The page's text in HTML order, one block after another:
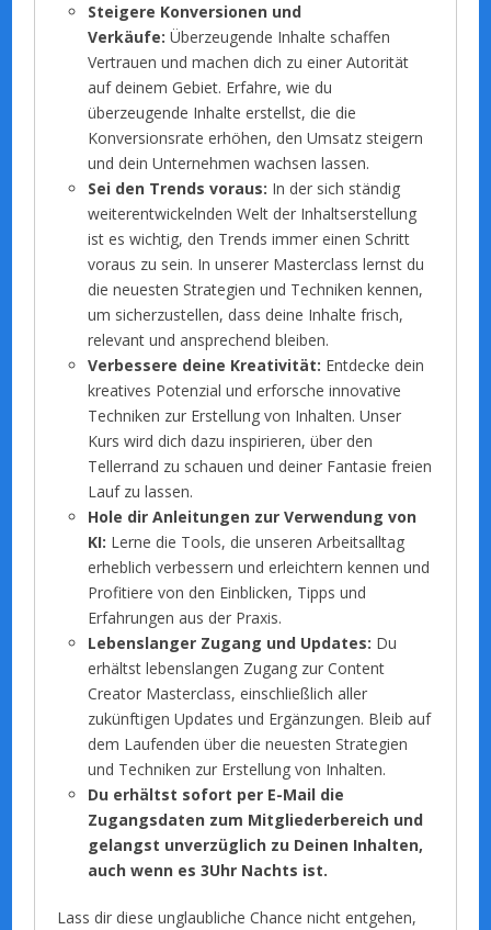
Steigere Konversionen und
Verkäufe: Überzeugende Inhalte schaffen
Vertrauen und machen dich zu einer Autorität
auf deinem Gebiet. Erfahre, wie du
überzeugende Inhalte erstellst, die die
Konversionsrate erhöhen, den Umsatz steigern
und dein Unternehmen wachsen lassen.
Sei den Trends voraus: In der sich ständig
weiterentwickelnden Welt der Inhaltserstellung
ist es wichtig, den Trends immer einen Schritt
voraus zu sein. In unserer Masterclass lernst du
die neuesten Strategien und Techniken kennen,
um sicherzustellen, dass deine Inhalte frisch,
relevant und ansprechend bleiben.
Verbessere deine Kreativität: Entdecke dein
kreatives Potenzial und erforsche innovative
Techniken zur Erstellung von Inhalten. Unser
Kurs wird dich dazu inspirieren, über den
Tellerrand zu schauen und deiner Fantasie freien
Lauf zu lassen.
Hole dir Anleitungen zur Verwendung von
KI: Lerne die Tools, die unseren Arbeitsalltag
erheblich verbessern und erleichtern kennen und
Profitiere von den Einblicken, Tipps und
Erfahrungen aus der Praxis.
Lebenslanger Zugang und Updates: Du
erhältst lebenslangen Zugang zur Content
Creator Masterclass, einschließlich aller
zukünftigen Updates und Ergänzungen. Bleib auf
dem Laufenden über die neuesten Strategien
und Techniken zur Erstellung von Inhalten.
Du erhältst sofort per E-Mail die
Zugangsdaten zum Mitgliederbereich und
gelangst unverzüglich zu Deinen Inhalten,
auch wenn es 3Uhr Nachts ist.
Lass dir diese unglaubliche Chance nicht entgehen,